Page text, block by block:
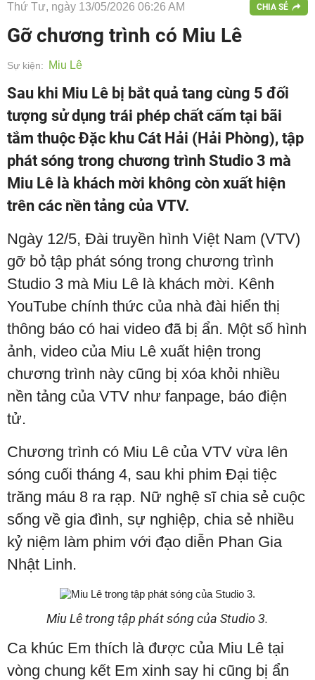
Thứ Tư, ngày 13/05/2026 06:26 AM CHIA SẺ
Gỡ chương trình có Miu Lê
Sự kiện: Miu Lê
Sau khi Miu Lê bị bắt quả tang cùng 5 đối
tượng sử dụng trái phép chất cấm tại bãi
tắm thuộc Đặc khu Cát Hải (Hải Phòng), tập
phát sóng trong chương trình Studio 3 mà
Miu Lê là khách mời không còn xuất hiện
trên các nền tảng của VTV.
Ngày 12/5, Đài truyền hình Việt Nam (VTV)
gỡ bỏ tập phát sóng trong chương trình
Studio 3 mà Miu Lê là khách mời. Kênh
YouTube chính thức của nhà đài hiển thị
thông báo có hai video đã bị ẩn. Một số hình
ảnh, video của Miu Lê xuất hiện trong
chương trình này cũng bị xóa khỏi nhiều
nền tảng của VTV như fanpage, báo điện
tử.
Chương trình có Miu Lê của VTV vừa lên
sóng cuối tháng 4, sau khi phim Đại tiệc
trăng máu 8 ra rạp. Nữ nghệ sĩ chia sẻ cuộc
sống về gia đình, sự nghiệp, chia sẻ nhiều
kỷ niệm làm phim với đạo diễn Phan Gia
Nhật Linh.
Miu Lê trong tập phát sóng của Studio 3.
Ca khúc Em thích là được của Miu Lê tại
vòng chung kết Em xinh say hi cũng bị ẩn